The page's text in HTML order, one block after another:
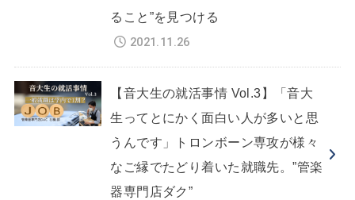
ること”を見つける
2021.11.26
【音大生の就活事情 Vol.3】「音大
生ってとにかく面白い人が多いと思
うんです」トロンボーン専攻が様々
なご縁でたどり着いた就職先。”管楽
器専門店ダク”